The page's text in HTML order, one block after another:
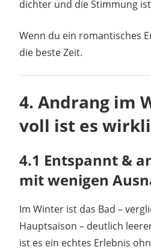
dichter und die Stimmung
Wenn du ein romantisches
die beste Zeit.
4. Andrang im
voll ist es
4.1 Entspannt &
mit wenigen
Im Winter ist das Bad –
Hauptsaison – deutlich
ist es ein echtes Erlebnis